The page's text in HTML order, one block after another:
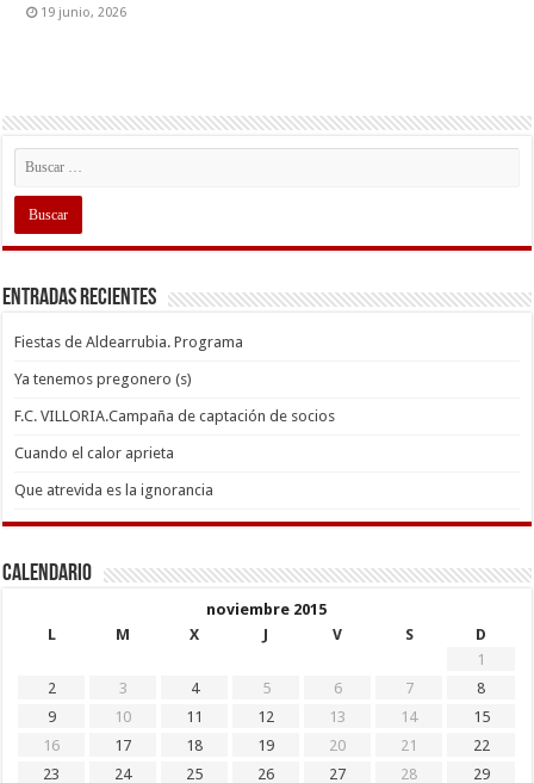
19 junio, 2026
Entradas recientes
Fiestas de Aldearrubia. Programa
Ya tenemos pregonero (s)
F.C. VILLORIA.Campaña de captación de socios
Cuando el calor aprieta
Que atrevida es la ignorancia
Calendario
noviembre 2015
L
M X J V S
D
1
2
3 4 5 6 7
8
9
10 11 12 13 14
15
16
17 18 19 20 21
22
23
24 25 26 27 28
29